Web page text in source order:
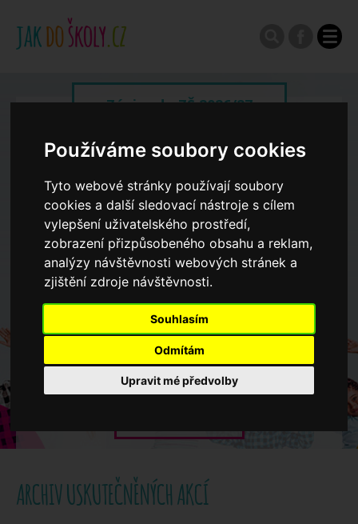
Používáme soubory cookies
Tyto webové stránky používají soubory
cookies a další sledovací nástroje s cílem
vylepšení uživatelského prostředí,
zobrazení přizpůsobeného obsahu a reklam,
analýzy návštěvnosti webových stránek a
zjištění zdroje návštěvnosti.
Souhlasím
Odmítám
Upravit mé předvolby
Zápisy do ZŠ 2026/27
Výroční zprávy
Spádové oblasti ZŠ
Koncepce školství
Dny otevřených dveří ZŠ
Když potřebujete pomoci
ARCHIV USKUTEČNĚNÝCH AKCÍ